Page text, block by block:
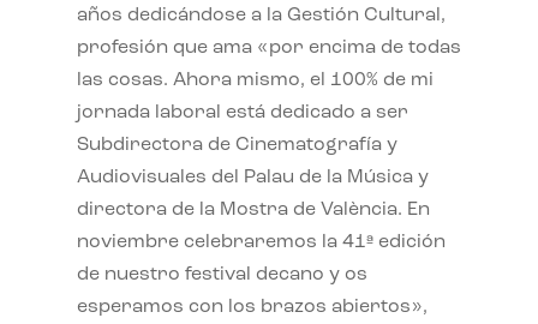
años dedicándose a la Gestión Cultural,
profesión que ama «por encima de todas
las cosas. Ahora mismo, el 100% de mi
jornada laboral está dedicado a ser
Subdirectora de Cinematografía y
Audiovisuales del Palau de la Música y
directora de la Mostra de València. En
noviembre celebraremos la 41ª edición
de nuestro festival decano y os
esperamos con los brazos abiertos»,